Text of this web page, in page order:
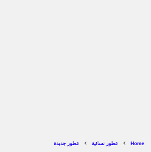
Home عطور نسائية عطور جديدة